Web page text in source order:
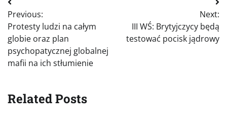
Nawigacja
wpisu
Previous:
Protesty ludzi na całym
globie oraz plan
psychopatycznej globalnej
mafii na ich stłumienie
Next:
III WŚ: Brytyjczycy będą
testować pocisk jądrowy
Related Posts